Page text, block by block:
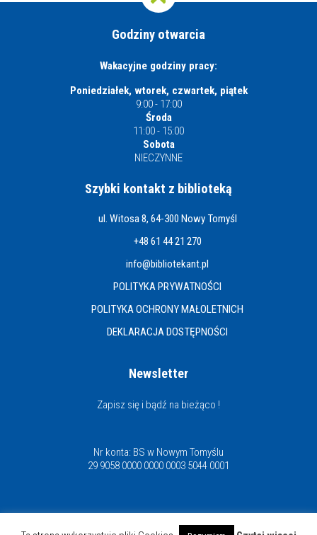
Godziny otwarcia
Wakacyjne godziny pracy:
Poniedziałek, wtorek, czwartek, piątek
9:00 - 17:00
Środa
11:00 - 15:00
Sobota
NIECZYNNE
Szybki kontakt z biblioteką
ul. Witosa 8, 64-300 Nowy Tomyśl
+48 61 44 21 270
info@bibliotekant.pl
POLITYKA PRYWATNOŚCI
POLITYKA OCHRONY MAŁOLETNICH
DEKLARACJA DOSTĘPNOŚCI
Newsletter
Zapisz się i bądź na bieżąco !
Nr konta: BS w Nowym Tomyślu
29 9058 0000 0000 0003 5044 0001
Miejska i Powiatowa Biblioteka Publiczna